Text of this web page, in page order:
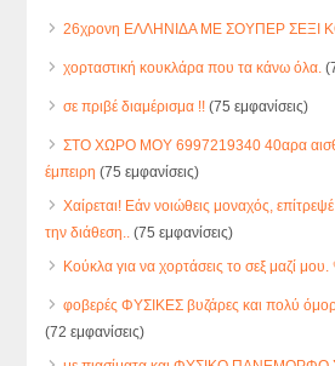
26χρονη ΕΛΛΗΝΙΔΑ ΜΕ ΣΟΥΠΕΡ ΣΕΞΙ
χορταστική κουκλάρα που τα κάνω όλα.
σε πριβέ διαμέρισμα !! (75 εμφανίσεις)
ΣΤΟ ΧΩΡΟ ΜΟΥ 6997219340 40αρα
έμπειρη (75 εμφανίσεις)
Χαίρεται! Εάν νοιώθεις μοναχός,
την διάθεση..
(75 εμφανίσεις)
Κούκλα για να χορτάσεις το σεξ μαζί μου.
φοβερές ΦΥΣΙΚΕΣ βυζάρες και πολύ
(72 εμφανίσεις)